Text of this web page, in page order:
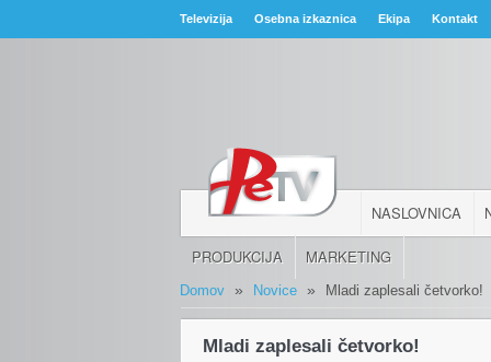
Televizija Osebna izkaznica Ekipa Kontakt
NASLOVNICA
PRODUKCIJA MARKETING
Domov » Novice » Mladi zaplesali četvorko!
Mladi zaplesali četvorko!